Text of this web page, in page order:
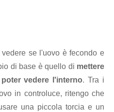
se l'uovo è fecondo e
di base è quello di mettere
vedere l'interno. Tra i
in controluce, ritengo che
una piccola torcia e un